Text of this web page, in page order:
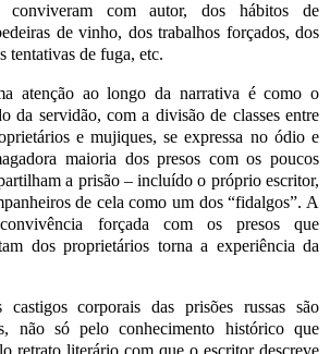
conviveram com autor, dos hábitos de
de vinho, dos trabalhos forçados, dos
tentativas de fuga, etc.
atenção ao longo da narrativa é como o
da servidão, com a divisão de classes entre
e mujiques, se expressa no ódio e
maioria dos presos com os poucos
a prisão – incluído o próprio escritor,
de cela como um dos “fidalgos”. A
forçada com os presos que
dos proprietários torna a experiência da
corporais das prisões russas são
não só pelo conhecimento histórico que